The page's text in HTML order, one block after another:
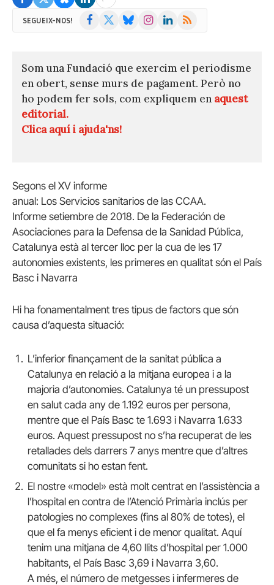
SEGUEIX-NOS! Facebook BlueskyInstagramLinkedIn
RSS
Som una Fundació que exercim el periodisme
en obert, sense murs de pagament. Però no
ho podem fer sols, com expliquem en aquest
editorial.
Clica aquí i ajuda'ns!
Segons el XV informe
anual: Los Servicios sanitarios de las CCAA.
Informe setiembre de 2018. De la Federación de
Asociaciones para la Defensa de la Sanidad Pública,
Catalunya està al tercer lloc per la cua de les 17
autonomies existents, les primeres en qualitat són el País
Basc i Navarra
Hi ha fonamentalment tres tipus de factors que són
causa d’aquesta situació:
L’inferior finançament de la sanitat pública a
Catalunya en relació a la mitjana europea i a la
majoria d’autonomies. Catalunya té un pressupost
en salut cada any de 1.192 euros per persona,
mentre que el País Basc te 1.693 i Navarra 1.633
euros. Aquest pressupost no s’ha recuperat de les
retallades dels darrers 7 anys mentre que d’altres
comunitats si ho estan fent.
El nostre «model» està molt centrat en l’assistència a
l’hospital en contra de l’Atenció Primària inclús per
patologies no complexes (fins al 80% de totes), el
que el fa menys eficient i de menor qualitat. Aquí
tenim una mitjana de 4,60 llits d’hospital per 1.000
habitants, el País Basc 3,69 i Navarra 3,60.
A més, el número de metgesses i infermeres de